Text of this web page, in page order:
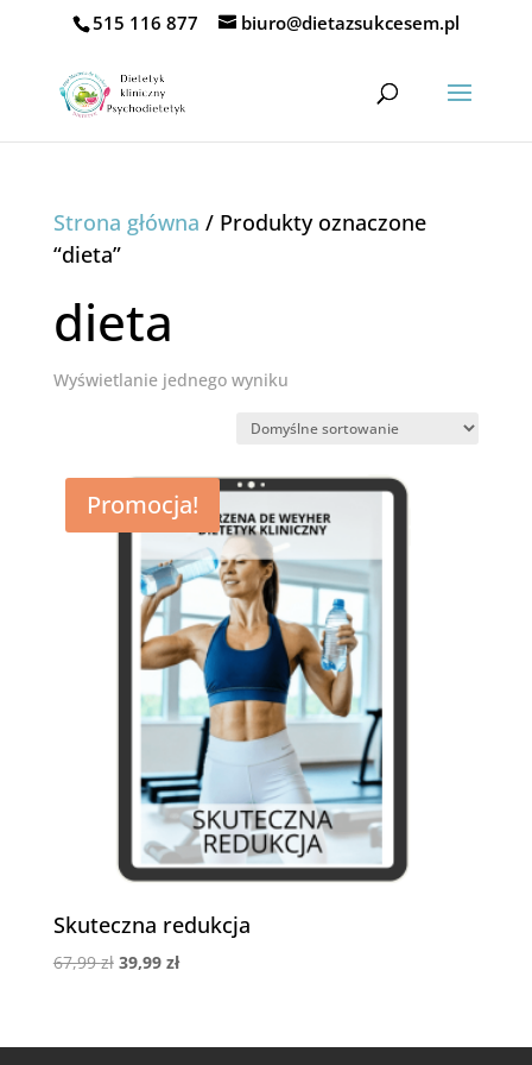
515 116 877 biuro@dietazsukcesem.pl
Strona główna / Produkty oznaczone
“dieta”
dieta
Wyświetlanie jednego wyniku
Promocja!
Skuteczna redukcja
67,99zł Pierwotna
67,99 zł.
39,99 złAktualna
39,99 zł.